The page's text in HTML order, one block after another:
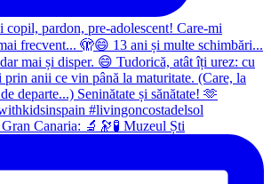
Canaria: 🔬🔭🧪 Muzeul Ști